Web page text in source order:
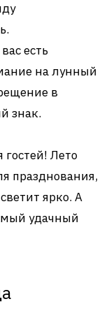
есть
на лунный
в
знак.
гостей! Лето
празднования,
ярко. А
удачный